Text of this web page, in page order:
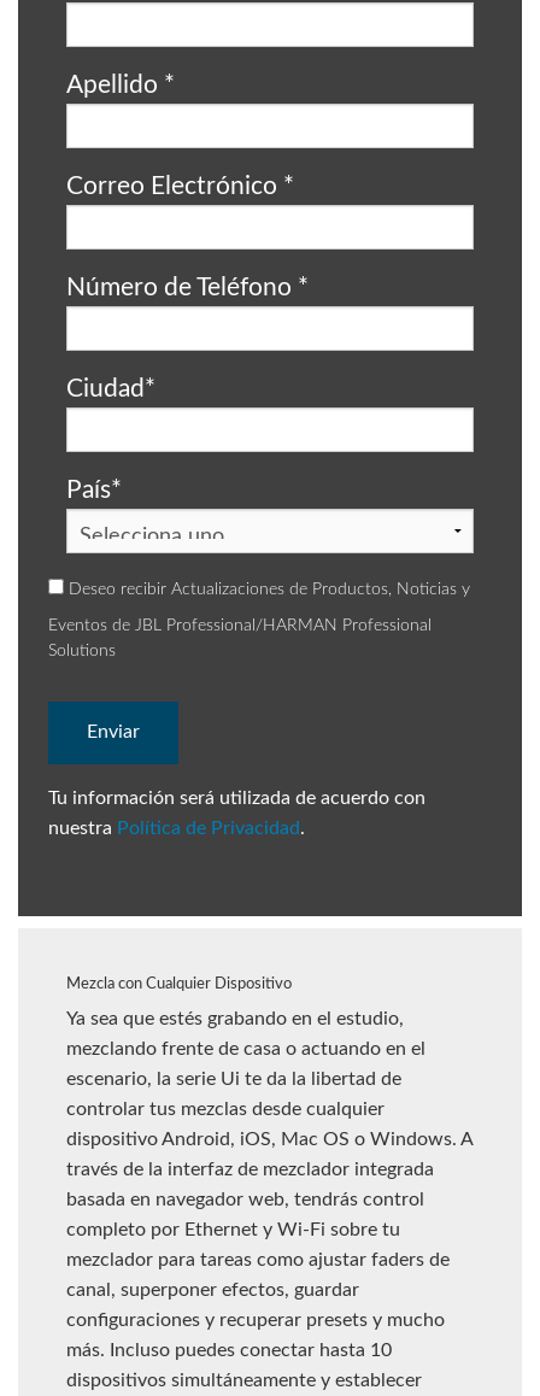
Apellido *
Correo Electrónico *
Número de Teléfono *
Ciudad*
País*
Deseo recibir Actualizaciones de Productos, Noticias y
Eventos de JBL Professional/HARMAN Professional
Solutions
Tu información será utilizada de acuerdo con
nuestra Política de Privacidad.
Mezcla con Cualquier Dispositivo
Ya sea que estés grabando en el estudio,
mezclando frente de casa o actuando en el
escenario, la serie Ui te da la libertad de
controlar tus mezclas desde cualquier
dispositivo Android, iOS, Mac OS o Windows. A
través de la interfaz de mezclador integrada
basada en navegador web, tendrás control
completo por Ethernet y Wi-Fi sobre tu
mezclador para tareas como ajustar faders de
canal, superponer efectos, guardar
configuraciones y recuperar presets y mucho
más. Incluso puedes conectar hasta 10
dispositivos simultáneamente y establecer